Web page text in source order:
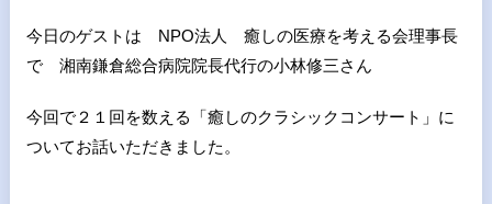
今日のゲストは NPO法人 癒しの医療を考える会理事長
で 湘南鎌倉総合病院院長代行の小林修三さん
今回で２１回を数える「癒しのクラシックコンサート」に
ついてお話いただきました。